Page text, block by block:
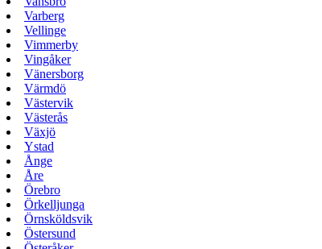
Varberg
Vellinge
Vimmerby
Vingåker
Vänersborg
Värmdö
Västervik
Västerås
Växjö
Ystad
Ånge
Åre
Örebro
Örkelljunga
Örnsköldsvik
Östersund